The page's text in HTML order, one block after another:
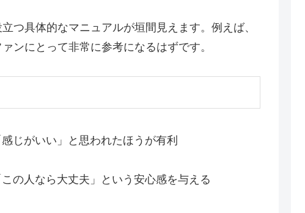
つ具体的なマニュアルが垣間見えます。例えば、
ンにとって非常に参考になるはずです。
じがいい」と思われたほうが有利
の人なら大丈夫」という安心感を与える